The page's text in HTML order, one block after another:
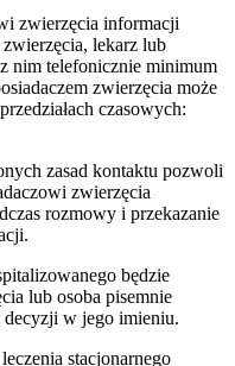
zwierzęcia informacji
lekarz lub
nim telefonicznie minimum
zwierzęcia może
czasowych:
zasad kontaktu pozwoli
zwierzęcia
rozmowy i przekazanie
będzie
lub osoba pisemnie
w jego imieniu.
stacjonarnego